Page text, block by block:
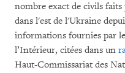
nombre exact de civils
dans l'est de l'Ukraine
informations fournies par
l’Intérieur, citées dans un
Haut-Commissariat des